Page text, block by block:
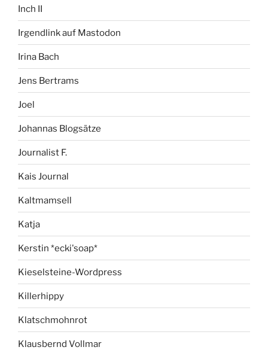
Inch II
Irgendlink auf Mastodon
Irina Bach
Jens Bertrams
Joel
Johannas Blogsätze
Journalist F.
Kais Journal
Kaltmamsell
Katja
Kerstin *ecki'soap*
Kieselsteine-Wordpress
Killerhippy
Klatschmohnrot
Klausbernd Vollmar